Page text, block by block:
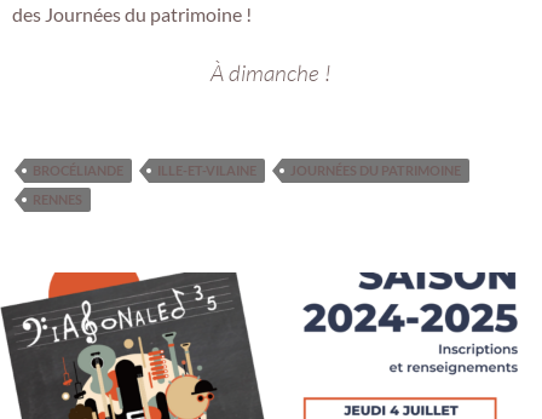
des Journées du patrimoine !
À dimanche !
BROCÉLIANDE ILLE-ET-VILAINE
JOURNÉES DU PATRIMOINE
RENNES